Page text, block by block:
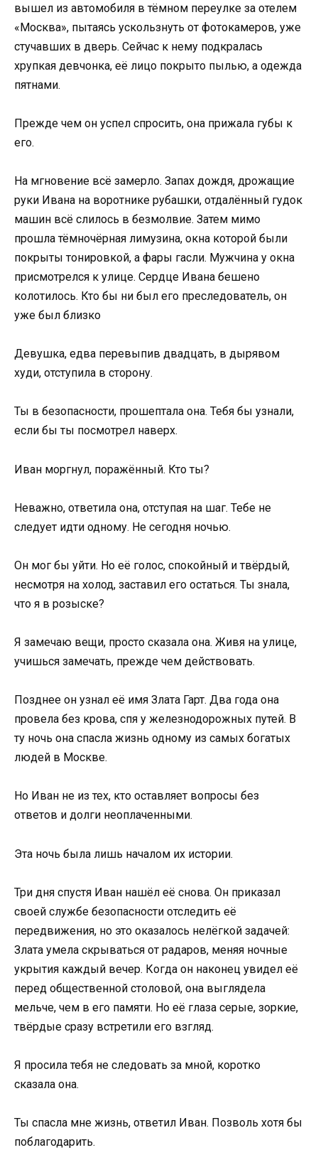
вышел из автомобиля в тёмном переулке за отелем
«Москва», пытаясь ускользнуть от фотокамеров, уже
стучавших в дверь. Сейчас к нему подкралась
хрупкая девчонка, её лицо покрыто пылью, а одежда
пятнами.
Прежде чем он успел спросить, она прижала губы к
его.
На мгновение всё замерло. Запах дождя, дрожащие
руки Ивана на воротнике рубашки, отдалённый гудок
машин всё слилось в безмолвие. Затем мимо
прошла тёмночёрная лимузина, окна которой были
покрыты тонировкой, а фары гасли. Мужчина у окна
присмотрелся к улице. Сердце Ивана бешено
колотилось. Кто бы ни был его преследователь, он
уже был близко
Девушка, едва перевыпив двадцать, в дырявом
худи, отступила в сторону.
Ты в безопасности, прошептала она. Тебя бы узнали,
если бы ты посмотрел наверх.
Иван моргнул, поражённый. Кто ты?
Неважно, ответила она, отступая на шаг. Тебе не
следует идти одному. Не сегодня ночью.
Он мог бы уйти. Но её голос, спокойный и твёрдый,
несмотря на холод, заставил его остаться. Ты знала,
что я в розыске?
Я замечаю вещи, просто сказала она. Живя на улице,
учишься замечать, прежде чем действовать.
Позднее он узнал её имя Злата Гарт. Два года она
провела без крова, спя у железнодорожных путей. В
ту ночь она спасла жизнь одному из самых богатых
людей в Москве.
Но Иван не из тех, кто оставляет вопросы без
ответов и долги неоплаченными.
Эта ночь была лишь началом их истории.
Три дня спустя Иван нашёл её снова. Он приказал
своей службе безопасности отследить её
передвижения, но это оказалось нелёгкой задачей:
Злата умела скрываться от радаров, меняя ночные
укрытия каждый вечер. Когда он наконец увидел её
перед общественной столовой, она выглядела
мельче, чем в его памяти. Но её глаза серые, зоркие,
твёрдые сразу встретили его взгляд.
Я просила тебя не следовать за мной, коротко
сказала она.
Ты спасла мне жизнь, ответил Иван. Позволь хотя бы
поблагодарить.